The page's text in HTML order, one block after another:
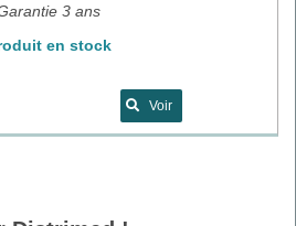
3 ans
en stock
Voir